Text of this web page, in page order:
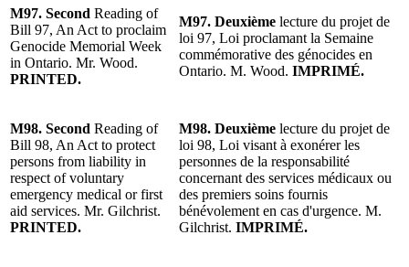
M97. Second Reading of
Bill 97, An Act to proclaim
Genocide Memorial Week
in Ontario. Mr. Wood.
PRINTED.
M97. Deuxième lecture du projet de
loi 97, Loi proclamant la Semaine
commémorative des génocides en
Ontario. M. Wood. IMPRIMÉ.
M98. Second Reading of
Bill 98, An Act to protect
persons from liability in
respect of voluntary
emergency medical or first
aid services. Mr. Gilchrist.
PRINTED.
M98. Deuxième lecture du projet de
loi 98, Loi visant à exonérer les
personnes de la responsabilité
concernant des services médicaux ou
des premiers soins fournis
bénévolement en cas d'urgence. M.
Gilchrist. IMPRIMÉ.